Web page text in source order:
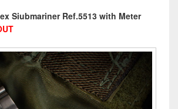
Siubmariner Ref.5513 with Meter